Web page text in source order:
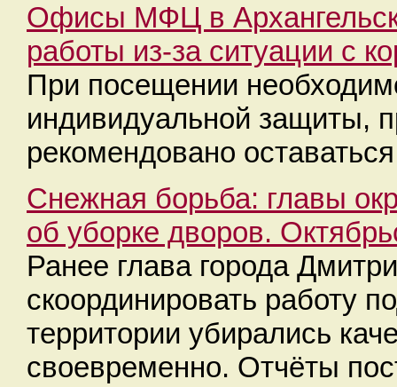
Офисы МФЦ в
работы из-за ситуации с
При посещении
индивидуальной защиты,
рекомендовано
Снежная борьба: главы
об уборке дворов.
Ранее глава города
скоординировать работу
территории убирались
своевременно. Отчёты